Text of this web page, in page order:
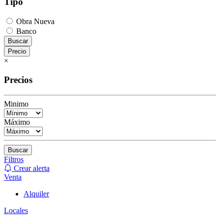
Obra Nueva
Banco
Buscar
Precio
×
Precios
Minimo
Máximo
Buscar
Filtros
Crear alerta
Venta
Alquiler
Locales